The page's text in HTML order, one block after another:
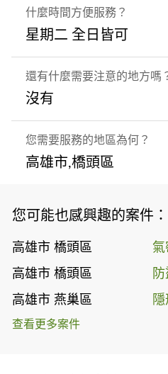
什麼時間方便服務？
星期二 全日皆可
還有什麼需要注意的地方嗎
沒有
您需要服務的地區為何？
高雄市,橋頭區
您可能也感興趣的案件：
高雄市 橋頭區 氣
高雄市 橋頭區
高雄市 燕巢區
查看更多案件